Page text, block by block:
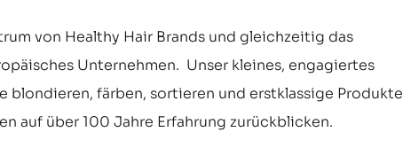
von Healthy Hair Brands und gleichzeitig das
Unternehmen. Unser kleines, engagiertes
blondieren, färben, sortieren und erstklassige Produkte
auf über 100 Jahre Erfahrung zurückblicken.